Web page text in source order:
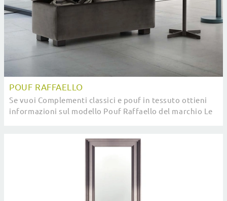
POUF RAFFAELLO
Se vuoi Complementi classici e pouf in tessuto ottieni
informazioni sul modello Pouf Raffaello del marchio Le